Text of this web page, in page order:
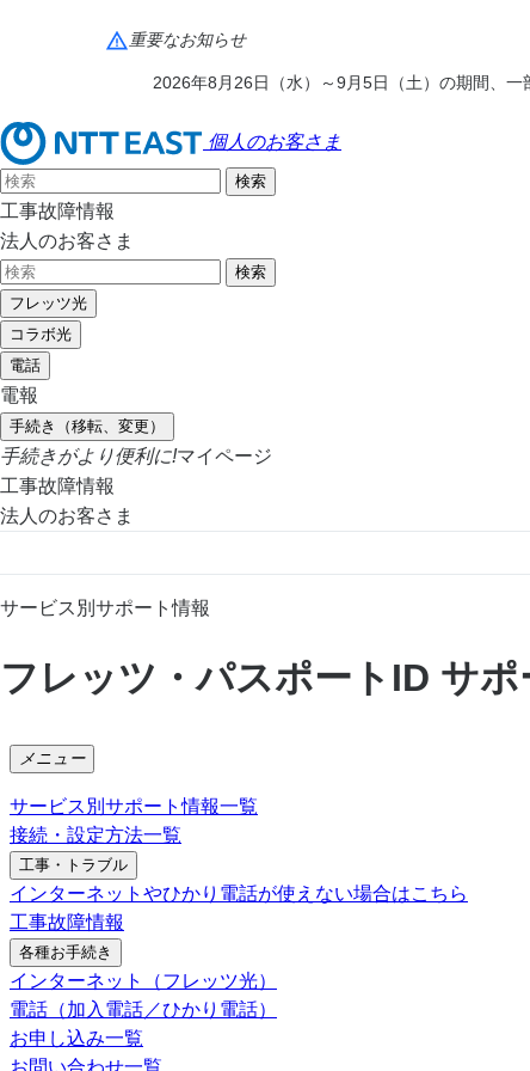
重要なお知らせ
2026年8月26日（水）～9月5日（土）の期間、
個人のお客さま
工事故障情報
法人のお客さま
フレッツ光
コラボ光
電話
電報
手続き（移転、変更）
手続きがより便利に!マイページ
工事故障情報
法人のお客さま
サービス別サポート情報
フレッツ・パスポートID サポ
メニュー
サービス別サポート情報一覧
接続・設定方法一覧
工事・トラブル
インターネットやひかり電話が使えない場合はこちら
工事故障情報
各種お手続き
インターネット（フレッツ光）
電話（加入電話／ひかり電話）
お申し込み一覧